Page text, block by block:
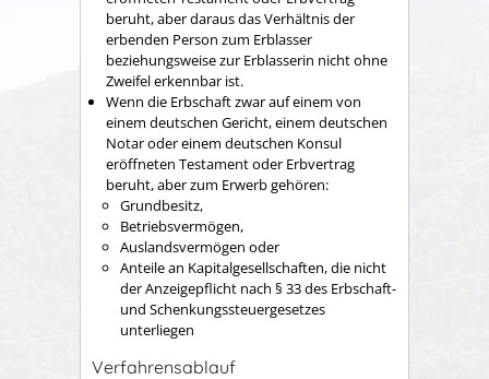
beruht, aber daraus das Verhältnis der
erbenden Person zum Erblasser
beziehungsweise zur Erblasserin nicht ohne
Zweifel erkennbar ist.
Wenn die Erbschaft zwar auf einem von
einem deutschen Gericht, einem deutschen
Notar oder einem deutschen Konsul
eröffneten Testament oder Erbvertrag
beruht, aber zum Erwerb gehören:
Grundbesitz,
Betriebsvermögen,
Auslandsvermögen oder
Anteile an Kapitalgesellschaften, die nicht
der Anzeigepflicht nach § 33 des Erbschaft-
und Schenkungssteuergesetzes
unterliegen
Verfahrensablauf